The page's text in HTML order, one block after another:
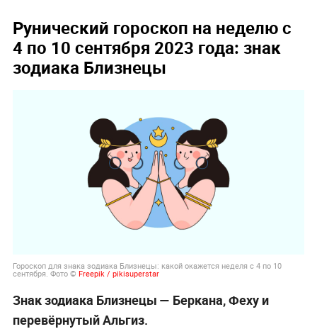
Рунический гороскоп на неделю с
4 по 10 сентября 2023 года: знак
зодиака Близнецы
Гороскоп для знака зодиака Близнецы: какой окажется неделя с 4 по 10
сентября. Фото © Freepik / pikisuperstar
Знак зодиака Близнецы — Беркана, Феху и
перевёрнутый Альгиз.